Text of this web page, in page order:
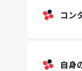
コン
自身